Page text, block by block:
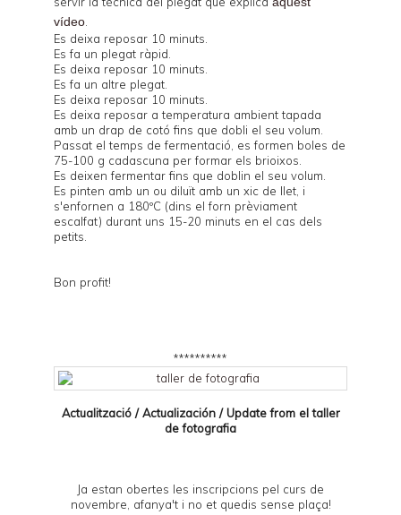
vídeo
Es deixa reposar 10 minuts.
Es fa un plegat ràpid.
Es deixa reposar 10 minuts.
Es fa un altre plegat.
Es deixa reposar 10 minuts.
Es deixa reposar a temperatura ambient tapada
amb un drap de cotó fins que dobli el seu volum.
Passat el temps de fermentació, es formen boles de
75-100 g cadascuna per formar els brioixos.
Es deixen fermentar fins que doblin el seu volum.
Es pinten amb un ou diluït amb un xic de llet, i
s'enfornen a 180ºC (dins el forn prèviament
escalfat) durant uns 15-20 minuts en el cas dels
petits.
Bon profit!
**********
Actualització / Actualización / Update from eltaller
de fotografia
Ja estan obertes les inscripcions pel curs de
novembre, afanya't i no et quedis sense plaça!